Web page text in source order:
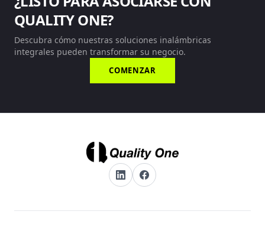
QUALITY ONE?
Descubra cómo nuestras soluciones inalámbricas
integrales pueden transformar su negocio.
COMENZAR